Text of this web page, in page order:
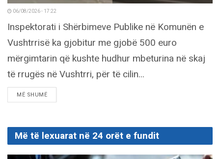
06/08/2026 - 17:22
Inspektorati i Shërbimeve Publike në Komunën e
Vushtrrisë ka gjobitur me gjobë 500 euro
mërgimtarin që kushte hudhur mbeturina në skaj
të rrugës në Vushtrri, për të cilin...
MË SHUMËDETAILS
Më të lexuarat në 24 orët e fundit